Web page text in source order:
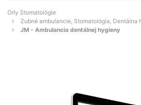
Orly Stomatológie
Zubné ambulancie, Stomatológia, Dentálna
JM - Ambulancia dentálnej hygieny